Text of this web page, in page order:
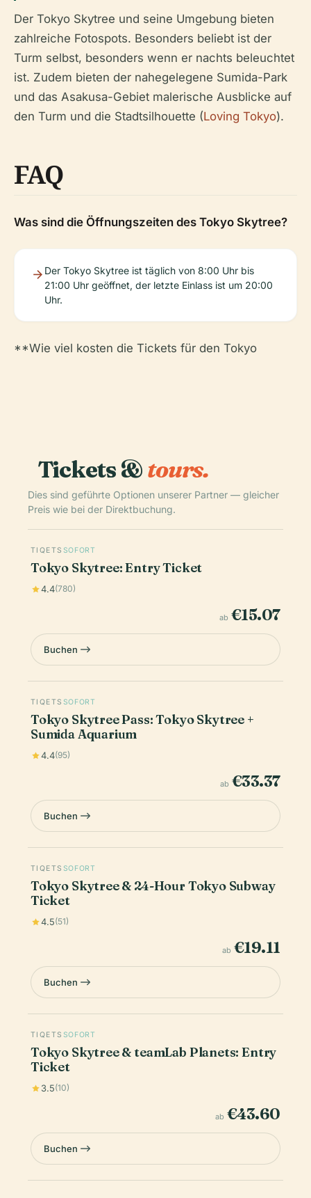
Der Tokyo Skytree und seine Umgebung bieten
zahlreiche Fotospots. Besonders beliebt ist der
Turm selbst, besonders wenn er nachts beleuchtet
ist. Zudem bieten der nahegelegene Sumida-Park
und das Asakusa-Gebiet malerische Ausblicke auf
den Turm und die Stadtsilhouette (Loving Tokyo).
FAQ
Was sind die Öffnungszeiten des Tokyo Skytree?
Der Tokyo Skytree ist täglich von 8:00 Uhr bis
21:00 Uhr geöffnet, der letzte Einlass ist um 20:00
Uhr.
**Wie viel kosten die Tickets für den Tokyo
Tickets &tours.
Dies sind geführte Optionen unserer Partner — gleicher
Preis wie bei der Direktbuchung.
TIQETS SOFORT
Tokyo Skytree: Entry Ticket
4.4(780)
ab €15.07
Buchen
TIQETS SOFORT
Tokyo Skytree Pass: Tokyo Skytree +
Sumida Aquarium
4.4(95)
ab €33.37
Buchen
TIQETS SOFORT
Tokyo Skytree & 24-Hour Tokyo Subway
Ticket
4.5(51)
ab €19.11
Buchen
TIQETS SOFORT
Tokyo Skytree & teamLab Planets: Entry
Ticket
3.5(10)
ab €43.60
Buchen